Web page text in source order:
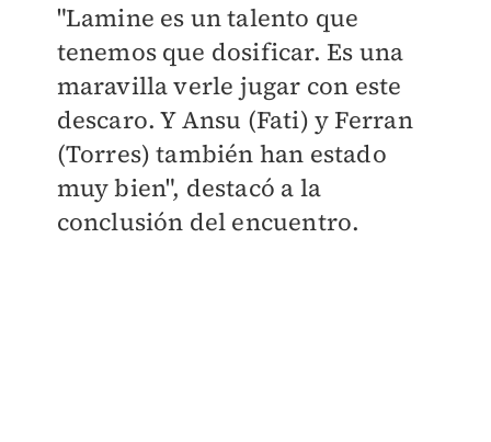
"Lamine es un talento que
tenemos que dosificar. Es una
maravilla verle jugar con este
descaro. Y Ansu (Fati) y Ferran
(Torres) también han estado
muy bien", destacó a la
conclusión del encuentro.